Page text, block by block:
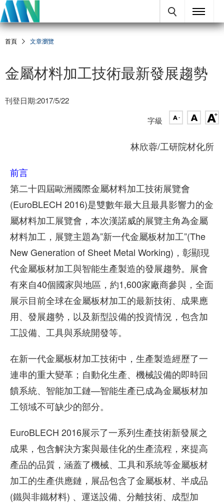
首頁 文章瀏覽
金屬材料加工技術最新發展趨勢
刊登日期:2017/5/22
字級
林欣蓉/工研院材化所
前言
第二十四屆歐洲國際金屬材料加工技術展覽會
(EuroBLECH 2016)是雙數年最大且最具影響力的金
屬材料加工展覽會，本次漢諾威的展覽主角為金屬
材料加工，展覽主題為”新一代金屬板材加工”(The
New Generation of Sheet Metal Working)，彰顯現
代金屬板材加工與智能生產製造的發展趨勢。展會
有來自40個國家與地區，約1,600家廠商參與，全面
展示目前全球在金屬板材加工的最新技術、成果應
用、發展趨勢，以及新型設備的投資情況，包含加
工設備、工具與系統開發等。
在新一代金屬板材加工技術中，生產製造經歷了一
連串的重大變革；自動化生產、機械設備的即時回
饋系統、智能加工鏈—智能生產已成為金屬板材加
工領域不可缺少的部分。
EuroBLECH 2016展示了一系列生產技術新發展之
成果，包含解決方案與最佳化的生產流程，來提高
產品的品質，涵蓋了機械、工具和系統等金屬板材
加工的生產供應鏈，展品包含了金屬板材、半成品
(鐵與非鐵材料) 、運送設備、分離技術、成型加